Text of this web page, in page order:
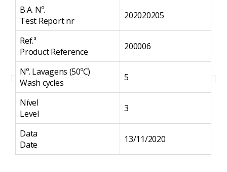
B.A. Nº.
Test Report nr
202020205
Ref.ª
Product Reference
200006
Nº. Lavagens (50ºC)
Wash cycles
5
Nível
Level
3
Data
Date
13/11/2020